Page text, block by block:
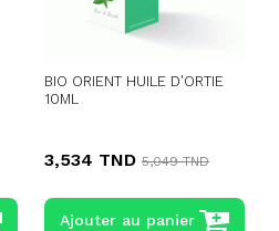
BIO ORIENT HUILE D'ORTIE
10ML
3,534 TND 5,049 TND
Ajouter au panier